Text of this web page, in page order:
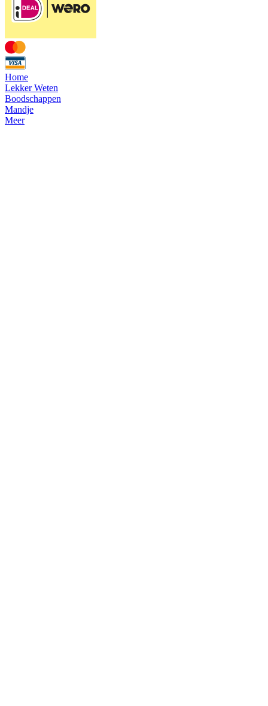
Home
Lekker Weten
Boodschappen
Mandje
Meer